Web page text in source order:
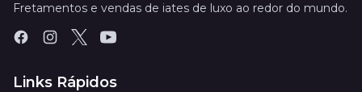
Fretamentos e vendas de iates de luxo ao redor do mundo.
Links Rápidos